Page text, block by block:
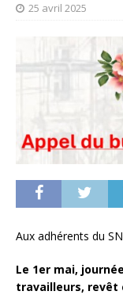
25 avril 2025
Aux adhérents du
Le 1er mai,
travailleurs, revêt